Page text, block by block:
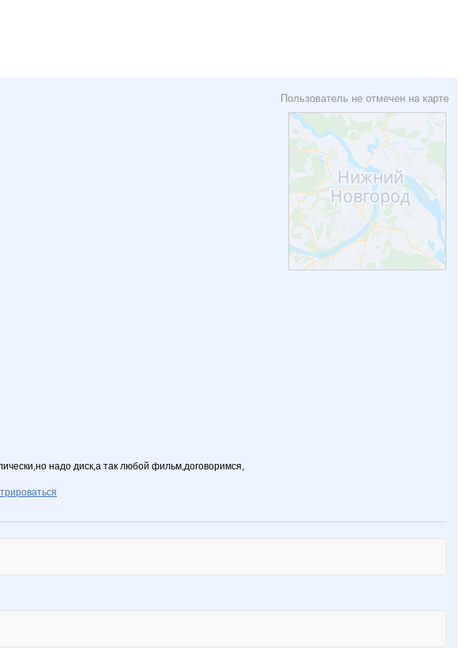
Пользователь не отмечен на карте
надо диск,а так любой фильм,договоримся,